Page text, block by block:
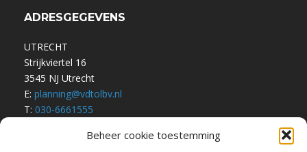
Beheer cookie toestemming
ADRESGEGEVENS
UTRECHT
Strijkviertel 16
3545 NJ Utrecht
E: planning@vdtolbv.nl
T: 030-6661555